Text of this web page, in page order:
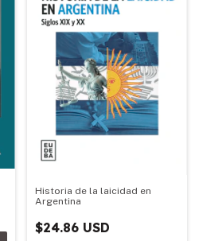
Historia de la laicidad en
Argentina
$24.86 USD